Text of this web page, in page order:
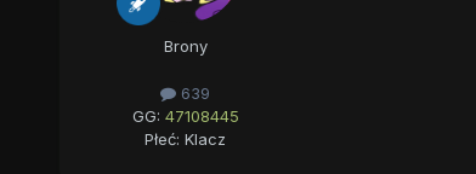
Brony
639
GG: 47108445
Płeć: Klacz